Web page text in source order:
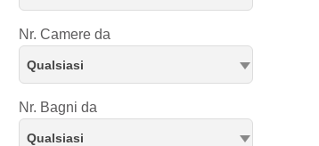
Nr. Camere da
Qualsiasi
Nr. Bagni da
Qualsiasi